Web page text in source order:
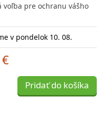
voľba pre ochranu vášho
v pondelok 10. 08.
Pridať do košíka